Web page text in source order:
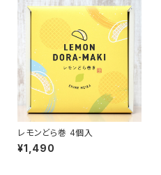
レモンどら巻 4個入
¥1,490